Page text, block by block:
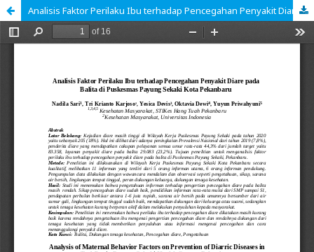
Analisis Faktor Perilaku Ibu terhadap Pencegahan Penyakit Diare pada Balita di Puskesmas Payung Sekaki Kota Pekanbaru